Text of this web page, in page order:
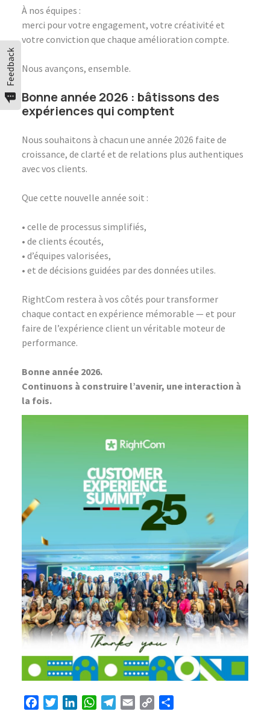
À nos équipes :
merci pour votre engagement, votre créativité et
votre conviction que chaque amélioration compte.
Nous avançons, ensemble.
Bonne année 2026 : bâtissons des
expériences qui comptent
Nous souhaitons à chacun une année 2026 faite de
croissance, de clarté et de relations plus authentiques
avec vos clients.
Que cette nouvelle année soit :
• celle de processus simplifiés,
• de clients écoutés,
• d’équipes valorisées,
• et de décisions guidées par des données utiles.
RightCom restera à vos côtés pour transformer
chaque contact en expérience mémorable — et pour
faire de l’expérience client un véritable moteur de
performance.
Bonne année 2026.
Continuons à construire l’avenir, une interaction à
la fois.
FacebookTwitterLinkedInWhatsAppTelegram
Email Copy
Feedback